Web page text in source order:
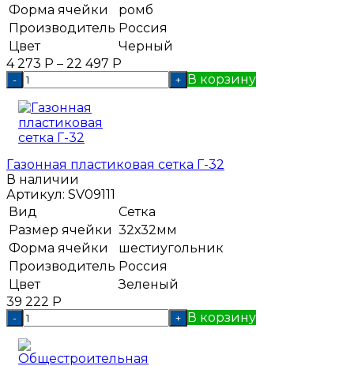
Форма ячейки
ромб
Производитель Россия
Цвет
Черный
4 273 Р – 22 497 Р
- + В корзину
Газонная пластиковая сетка Г-32
В наличии
Артикул: SV09111
Вид
Сетка
Размер ячейки 32х32мм
Форма ячейки
шестиугольник
Производитель Россия
Цвет
Зеленый
39 222 Р
- + В корзину